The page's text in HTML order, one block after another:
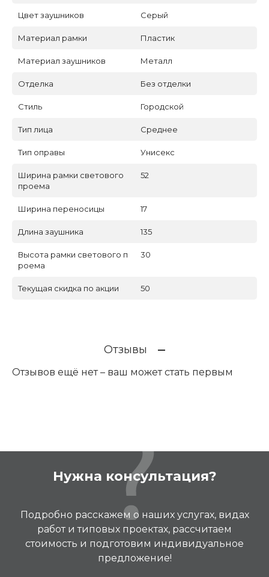
Цвет заушников Серый
Материал рамки Пластик
Материал заушников Металл
Отделка Без отделки
Стиль Городской
Тип лица Среднее
Тип оправы Унисекс
Ширина рамки светового
проема
52
Ширина переносицы 17
Длина заушника 135
Высота рамки светового п
роема
30
Текущая скидка по акции 50
Отзывы
Отзывов ещё нет – ваш может стать первым
Нужна консультация?
Подробно расскажем о наших услугах, видах
работ и типовых проектах, рассчитаем
стоимость и подготовим индивидуальное
предложение!